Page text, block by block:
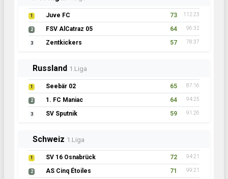
1 Juve FC 73 112:23
2 FSV AlCatraz 05 64 96:32
3 Zentkickers 57 78:37
Russland 1.Liga
1 Seebär 02 65 87:16
2 1. FC Maniac 64 94:25
3 SV Sputnik 59 91:26
Schweiz 1.Liga
1 SV 16 Osnabrück 72 94:21
2 AS Cinq Étoiles 71 99:21